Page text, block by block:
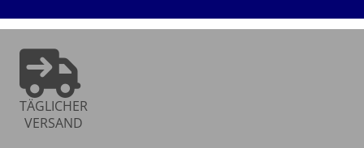
TÄGLICHER
VERSAND